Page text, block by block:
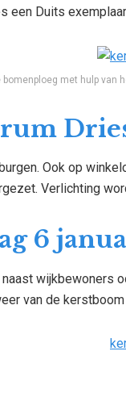
een Duits
bomenploeg met hulp van
Ook op
Verlichting
6
wijkbewoners
van de